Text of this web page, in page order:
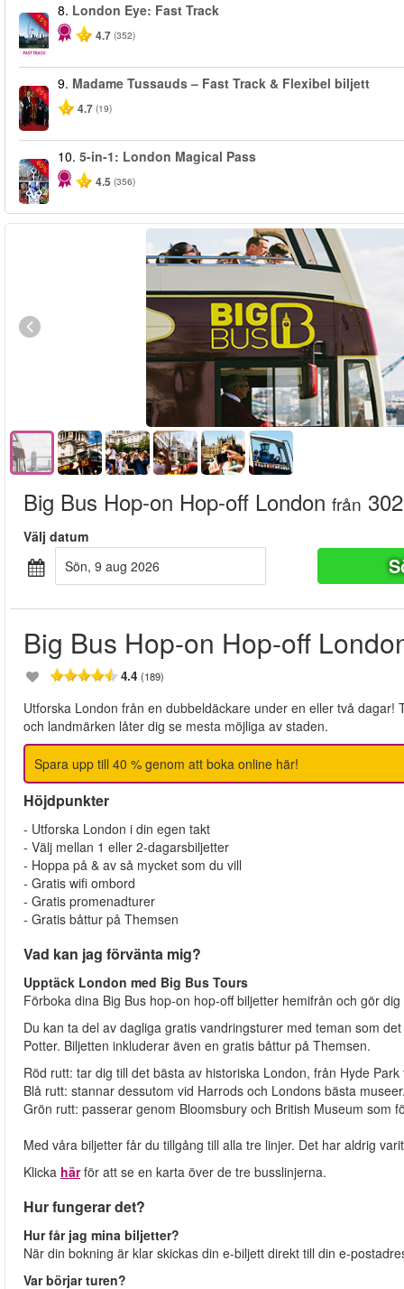
-15%
8. London Eye: Fast Track
4.7 (352)
-25%
9. Madame Tussauds – Fast Track & Flexibel biljett
4.7 (19)
-60%
10. 5-in-1: London Magical Pass
4.5 (356)
Big Bus Hop-on Hop-off London från
Välj datum
sön, 9 aug 2026
Big Bus Hop-on Hop-off
4.4 (189)
Utforska London från en dubbeldäckare under en eller två
och landmärken låter dig se mesta möjliga av staden.
Spara upp till 40 % genom att boka online här!
Höjdpunkter
- Utforska London i din egen takt
- Välj mellan 1 eller 2-dagarsbiljetter
- Hoppa på & av så mycket som du vill
- Gratis wifi ombord
- Gratis promenadturer
- Gratis båttur på Themsen
Vad kan jag förvänta mig?
Upptäck London med Big Bus Tours
Förboka dina Big Bus hop-on hop-off biljetter hemifrån och gör
Du kan ta del av dagliga gratis vandringsturer med teman som
Potter. Biljetten inkluderar även en gratis båttur på Themsen.
Röd rutt: tar dig till det bästa av historiska London, från Hyde
Blå rutt: stannar dessutom vid Harrods och Londons bästa
Grön rutt: passerar genom Bloomsbury och British Museum som
Med våra biljetter får du tillgång till alla tre linjer. Det har aldrig
Klicka härför att se en karta över de tre busslinjerna.
Hur fungerar det?
Hur får jag mina biljetter?
När din bokning är klar skickas din e-biljett direkt till din e-
Var börjar turen?